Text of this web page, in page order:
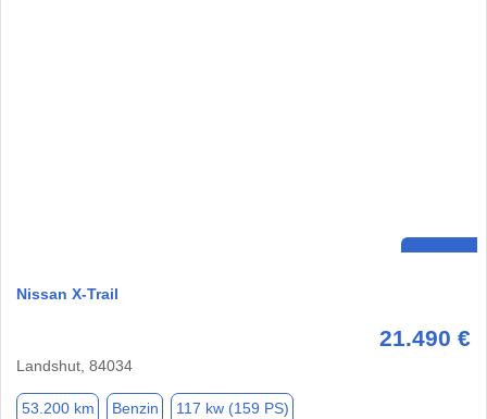
Nissan X-Trail
21.490 €
Landshut, 84034
53.200 km Benzin 117 kw (159 PS)